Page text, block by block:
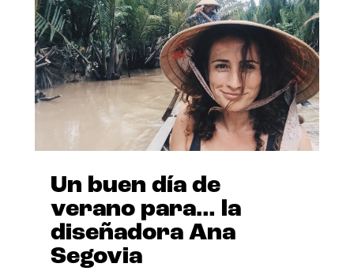
Un buen día de
verano para… la
diseñadora Ana
Segovia